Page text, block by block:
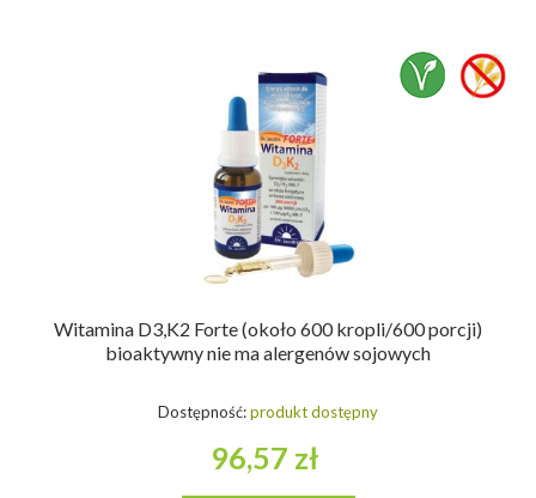
Witamina D3,K2 Forte (około 600 kropli/600 porcji)
bioaktywny nie ma alergenów sojowych
Dostępność:produkt dostępny
96,57 zł